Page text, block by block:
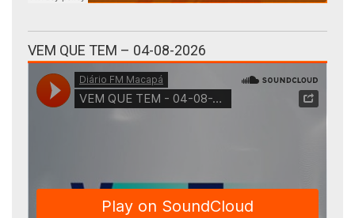
VEM QUE TEM – 04-08-2026